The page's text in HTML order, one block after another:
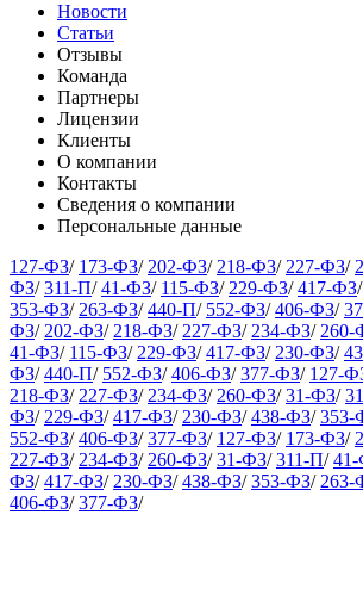
Новости
Статьи
Отзывы
Команда
Партнеры
Лицензии
Клиенты
О компании
Контакты
Сведения о компании
Персональные данные
127-ФЗ/ 173-ФЗ/ 202-ФЗ/ 218-ФЗ/ 227-ФЗ/
ФЗ/ 311-П/ 41-ФЗ/ 115-ФЗ/ 229-ФЗ/ 417-ФЗ/
353-ФЗ/ 263-ФЗ/ 440-П/ 552-ФЗ/ 406-ФЗ/
ФЗ/ 202-ФЗ/ 218-ФЗ/ 227-ФЗ/ 234-ФЗ/ 260-
41-ФЗ/ 115-ФЗ/ 229-ФЗ/ 417-ФЗ/ 230-ФЗ/
ФЗ/ 440-П/ 552-ФЗ/ 406-ФЗ/ 377-ФЗ/ 127-
218-ФЗ/ 227-ФЗ/ 234-ФЗ/ 260-ФЗ/ 31-ФЗ/
ФЗ/ 229-ФЗ/ 417-ФЗ/ 230-ФЗ/ 438-ФЗ/ 353-
552-ФЗ/ 406-ФЗ/ 377-ФЗ/ 127-ФЗ/ 173-ФЗ/
227-ФЗ/ 234-ФЗ/ 260-ФЗ/ 31-ФЗ/ 311-П/
ФЗ/ 417-ФЗ/ 230-ФЗ/ 438-ФЗ/ 353-ФЗ/ 263-
406-ФЗ/ 377-ФЗ/